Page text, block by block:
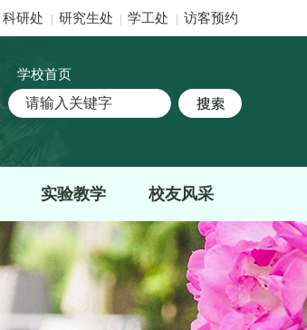
科研处 研究生处 学工处 访客预约
学校首页
实验教学 校友风采